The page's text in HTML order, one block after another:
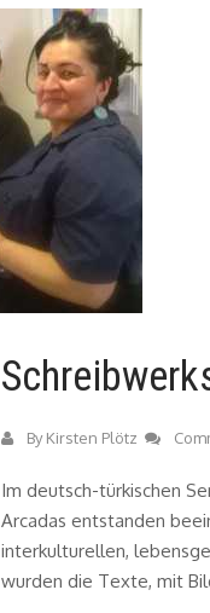
ByKirsten Plötz
Im deutsch-türkischen
Arcadas entstanden
interkulturellen,
wurden die Texte, mit